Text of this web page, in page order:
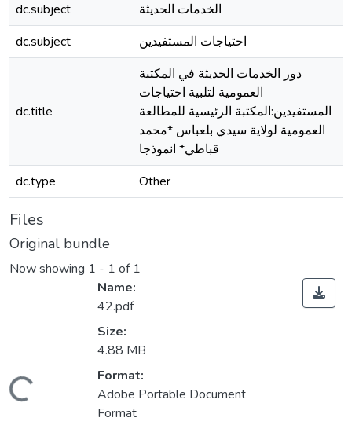
dc.subject
الخدمات الحديثة
dc.subject
احتياجات المستفيدين
dc.title
دور الخدمات الحديثة في المكتبة
العمومية لتلبية احتياجات
المستفيدين:المكتبة الرئيسية للمطالعة
العمومية لولاية سيدي بلعباس *محمد
قباطي* انموذجا
dc.type Other
Files
Original bundle
Now showing 1 - 1 of 1
Loading...
Name:
42.pdf
Size:
4.88 MB
Format:
Adobe Portable Document
Format